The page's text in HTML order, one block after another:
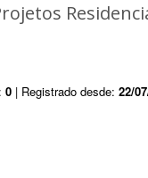
0 | Registrado desde: 22/